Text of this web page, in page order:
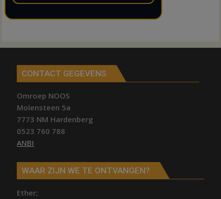
CONTACT GEGEVENS
Omroep NOOS
Molensteen 5a
7773 NM Hardenberg
0523 760 788
ANBI
WAAR ZIJN WE TE ONTVANGEN?
Ether;